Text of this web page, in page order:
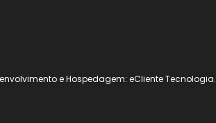
e Hospedagem: eCliente Tecnologia.